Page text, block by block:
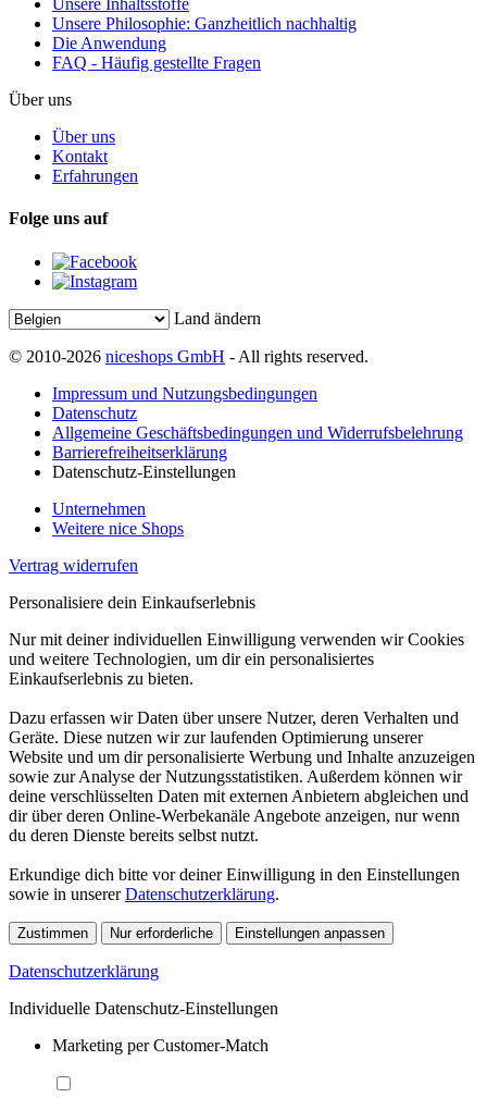
Unsere Inhaltsstoffe
Unsere Philosophie: Ganzheitlich nachhaltig
Die Anwendung
FAQ - Häufig gestellte Fragen
Über uns
Über uns
Kontakt
Erfahrungen
Folge uns auf
Land ändern
© 2010-2026 niceshops GmbH - All rights reserved.
Impressum und Nutzungsbedingungen
Datenschutz
Allgemeine Geschäftsbedingungen und Widerrufsbelehrung
Barrierefreiheitserklärung
Datenschutz-Einstellungen
Unternehmen
Weitere nice Shops
Vertrag widerrufen
Personalisiere dein Einkaufserlebnis
Nur mit deiner individuellen Einwilligung verwenden wir Cookies
und weitere Technologien, um dir ein personalisiertes
Einkaufserlebnis zu bieten.
Dazu erfassen wir Daten über unsere Nutzer, deren Verhalten und
Geräte. Diese nutzen wir zur laufenden Optimierung unserer
Website und um dir personalisierte Werbung und Inhalte anzuzeigen
sowie zur Analyse der Nutzungsstatistiken. Außerdem können wir
deine verschlüsselten Daten mit externen Anbietern abgleichen und
dir über deren Online-Werbekanäle Angebote anzeigen, nur wenn
du deren Dienste bereits selbst nutzt.
Erkundige dich bitte vor deiner Einwilligung in den Einstellungen
sowie in unsererDatenschutzerklärung.
Zustimmen Nur erforderliche Einstellungen anpassen
Datenschutzerklärung
Individuelle Datenschutz-Einstellungen
Marketing per Customer-Match